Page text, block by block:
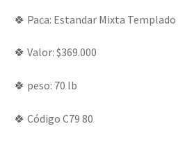
🍀 Paca: Estandar Mixta Templado
🍀 Valor: $369.000
🍀 peso: 70 lb
🍀 Código C79 80